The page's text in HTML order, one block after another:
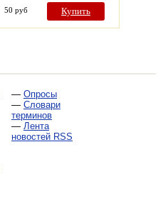
50 руб Купить
— Опросы
— Словари
терминов
— Лента
новостей RSS